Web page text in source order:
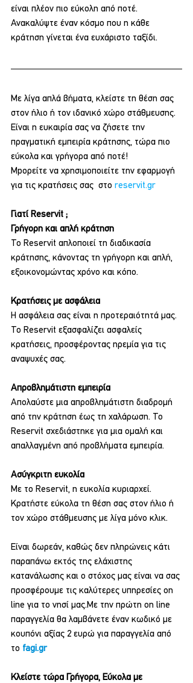
είναι πλέον πιο εύκολη από ποτέ.
Ανακαλύψτε έναν κόσμο που η κάθε
κράτηση γίνεται ένα ευχάριστο ταξίδι.
Με λίγα απλά βήματα, κλείστε τη θέση σας
στον ήλιο ή τον ιδανικό χώρο στάθμευσης.
Είναι η ευκαιρία σας να ζήσετε την
πραγματική εμπειρία κράτησης, τώρα πιο
εύκολα και γρήγορα από ποτέ!
Mpορείτε να χρησιμοποιείτε την εφαρμογή
για τις κρατήσεις σας  στο reservit.gr
Γιατί Reservit ;
Γρήγορη και απλή κράτηση
Το Reservit απλοποιεί τη διαδικασία
κράτησης, κάνοντας τη γρήγορη και απλή,
εξοικονομώντας χρόνο και κόπο.
Κρατήσεις με ασφάλεια
Η ασφάλεια σας είναι η προτεραιότητά μας.
Το Reservit εξασφαλίζει ασφαλείς
κρατήσεις, προσφέροντας ηρεμία για τις
αναψυχές σας.
Απροβλημάτιστη εμπειρία
Απολαύστε μια απροβλημάτιστη διαδρομή
από την κράτηση έως τη χαλάρωση. Το
Reservit σχεδιάστηκε για μια ομαλή και
απαλλαγμένη από προβλήματα εμπειρία.
Ασύγκριτη ευκολία
Με το Reservit, η ευκολία κυριαρχεί.
Κρατήστε εύκολα τη θέση σας στον ήλιο ή
τον χώρο στάθμευσης με λίγα μόνο κλικ.
Είναι δωρεάν, καθώς δεν πληρώνεις κάτι
παραπάνω εκτός της ελάχιστης
κατανάλωσης και ο στόχος μας είναι να σας
προσφέρουμε τις καλύτερες υπηρεσίες on
line για το νησί μας.Με την πρώτη on line
παραγγελία θα λαμβάνετε έναν κωδικό με
κουπόνι αξίας 2 ευρώ για παραγγελία από
το fagi.gr
Κλείστε τώρα Γρήγορα, Εύκολα με